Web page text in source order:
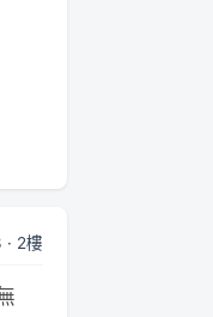
· 2樓